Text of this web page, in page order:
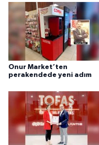
Onur Market’ten
perakendede yeni adım